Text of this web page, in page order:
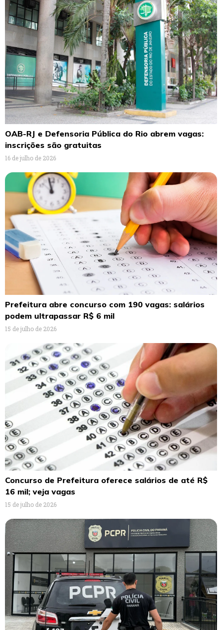
OAB-RJ e Defensoria Pública do Rio abrem vagas:
inscrições são gratuitas
16 de julho de 2026
Prefeitura abre concurso com 190 vagas: salários
podem ultrapassar R$ 6 mil
15 de julho de 2026
Concurso de Prefeitura oferece salários de até R$
16 mil; veja vagas
15 de julho de 2026